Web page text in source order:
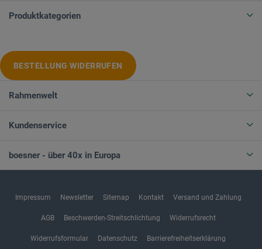
Produktkategorien
BESTELLUNG WIDERRUFEN
Rahmenwelt
Kundenservice
boesner - über 40x in Europa
Impressum Newsletter Sitemap Kontakt Versand und Zahlung
AGB Beschwerden-Streitschlichtung Widerrufsrecht
Widerrufsformular Datenschutz Barrierefreiheitserklärung